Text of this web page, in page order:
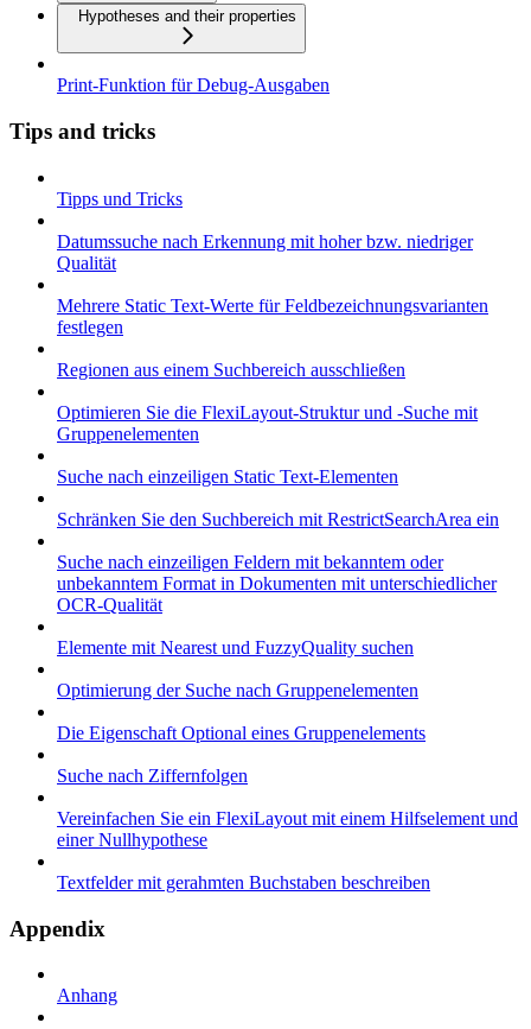
Hypotheses and their properties
Print-Funktion für Debug-Ausgaben
Tips and tricks
Tipps und Tricks
Datumssuche nach Erkennung mit hoher bzw. niedriger
Qualität
Mehrere Static Text-Werte für Feldbezeichnungsvarianten
festlegen
Regionen aus einem Suchbereich ausschließen
Optimieren Sie die FlexiLayout-Struktur und -Suche mit
Gruppenelementen
Suche nach einzeiligen Static Text-Elementen
Schränken Sie den Suchbereich mit RestrictSearchArea ein
Suche nach einzeiligen Feldern mit bekanntem oder
unbekanntem Format in Dokumenten mit unterschiedlicher
OCR-Qualität
Elemente mit Nearest und FuzzyQuality suchen
Optimierung der Suche nach Gruppenelementen
Die Eigenschaft Optional eines Gruppenelements
Suche nach Ziffernfolgen
Vereinfachen Sie ein FlexiLayout mit einem Hilfselement und
einer Nullhypothese
Textfelder mit gerahmten Buchstaben beschreiben
Appendix
Anhang